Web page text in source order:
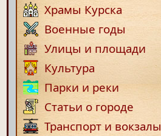
Храмы Курска
Военные годы
Улицы и площади
Культура
Парки и реки
Статьи о городе
Транспорт и вокзалы